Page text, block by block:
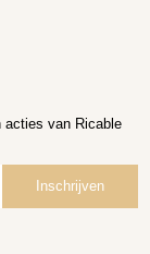
acties van Ricable